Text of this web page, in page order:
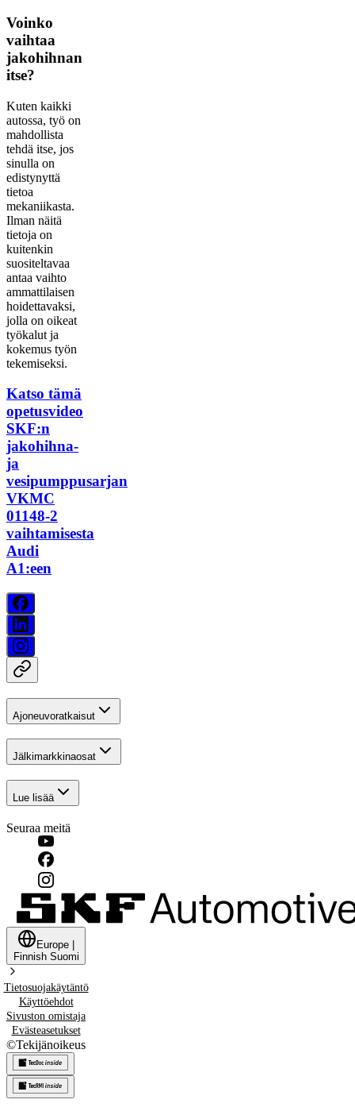
Voinko
vaihtaa
jakohihnan
itse?
Kuten kaikki
autossa, työ on
mahdollista
tehdä itse, jos
sinulla on
edistynyttä
tietoa
mekaniikasta.
Ilman näitä
tietoja on
kuitenkin
suositeltavaa
antaa vaihto
ammattilaisen
hoidettavaksi,
jolla on oikeat
työkalut ja
kokemus työn
tekemiseksi.
Katso tämä
opetusvideo
SKF:n
jakohihna-
ja
vesipumppusarjan
VKMC
01148-2
vaihtamisesta
Audi
A1:een
Ajoneuvoratkaisut
Jälkimarkkinaosat
Lue lisää
Seuraa meitä
Europe
Finnish Suomi
Tietosuojakäytäntö
Käyttöehdot
Sivuston omistaja
Evästeasetukset
©Tekijänoikeus